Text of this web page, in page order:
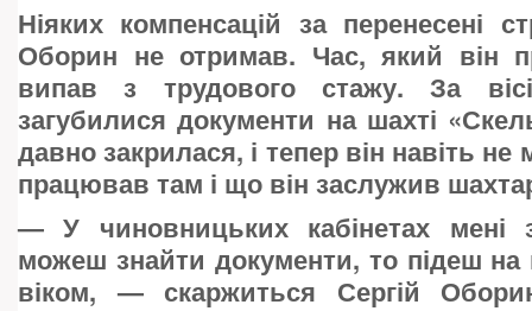
Ніяких компенсацій за перенесені
Оборин не отримав. Час, який він
випав з трудового стажу. За
загубилися документи на шахті
давно закрилася, і тепер він навіть
працював там і що він заслужив
—У чиновницьких кабінетах
можеш знайти документи, то підеш на
віком, — скаржиться Сергій